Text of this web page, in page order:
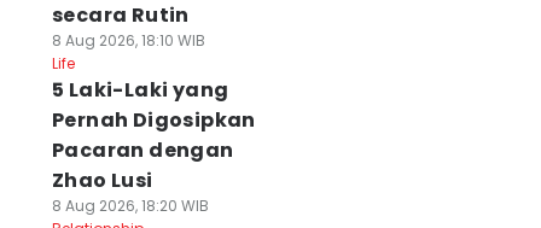
secara Rutin
8 Aug 2026, 18:10 WIB
Life
5 Laki-Laki yang
Pernah Digosipkan
Pacaran dengan
Zhao Lusi
8 Aug 2026, 18:20 WIB